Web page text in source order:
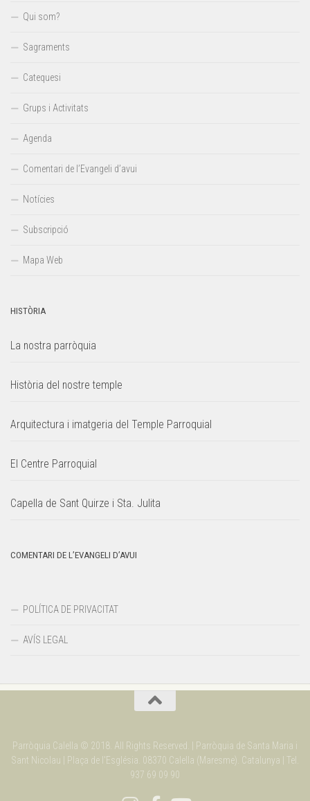
Qui som?
Sagraments
Catequesi
Grups i Activitats
Agenda
Comentari de l’Evangeli d’avui
Notícies
Subscripció
Mapa Web
HISTÒRIA
La nostra parròquia
Història del nostre temple
Arquitectura i imatgeria del Temple Parroquial
El Centre Parroquial
Capella de Sant Quirze i Sta. Julita
COMENTARI DE L’EVANGELI D’AVUI
POLÍTICA DE PRIVACITAT
AVÍS LEGAL
Parròquia Calella © 2018. All Rights Reserved. | Parròquia de Santa Maria i
Sant Nicolau | Plaça de l'Església. 08370 Calella (Maresme). Catalunya | Tel.
937 69 09 90